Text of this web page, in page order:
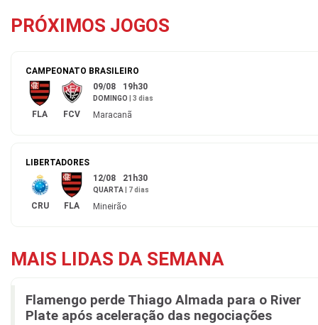
PRÓXIMOS JOGOS
CAMPEONATO BRASILEIRO
FLA FCV
09/08 19h30
DOMINGO 3 dias
Maracanã
LIBERTADORES
CRU FLA
12/08 21h30
QUARTA 7 dias
Mineirão
MAIS LIDAS DA SEMANA
Flamengo perde Thiago Almada para o River
Plate após aceleração das negociações